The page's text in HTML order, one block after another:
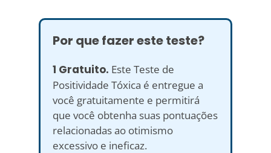
Por que fazer este teste?
1 Gratuito. Este Teste de
Positividade Tóxica é entregue a
você gratuitamente e permitirá
que você obtenha suas pontuações
relacionadas ao otimismo
excessivo e ineficaz.